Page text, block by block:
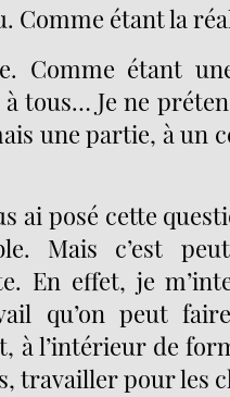
Comme étant la
Comme étant
tous… Je ne
une partie, à un
ai posé cette
Mais c’est
En effet, je
qu’on peut
à l’intérieur de
travailler pour les